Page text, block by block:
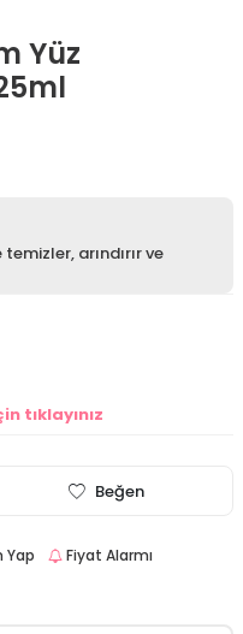
Yüz
arındırır ve
tıklayınız
Beğen
Yap Fiyat Alarmı